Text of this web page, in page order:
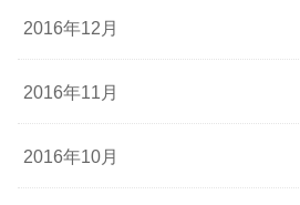
2016年12月
2016年11月
2016年10月